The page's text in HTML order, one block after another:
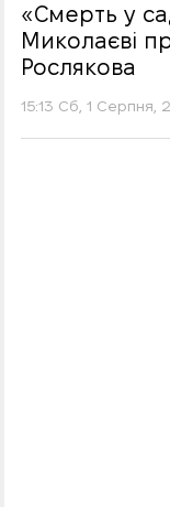
«Смерть у
Миколаєві
Рослякова
15:13 Сб, 1 Серпня,